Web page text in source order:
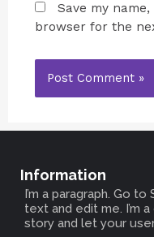
Save my
browser for the
Information
I’m a paragraph. Go
text and edit me. I’m
story and let your